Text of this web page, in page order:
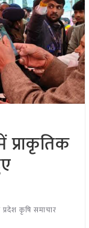
प्राकृतिक
कृषि समाचार